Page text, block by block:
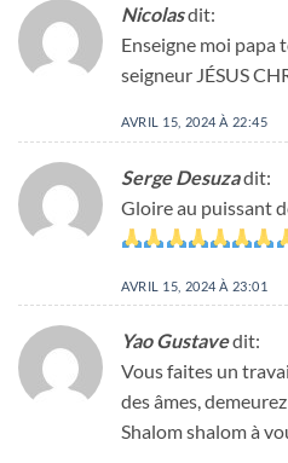
Nicolasdit:
Enseigne moi papa
seigneur JÉSUS
AVRIL 15, 2024 À 22:45
Serge Desuzadit:
Gloire au puissant
AVRIL 15, 2024 À 23:01
Yao Gustavedit:
Vous faites un
des âmes,
Shalom shalom à